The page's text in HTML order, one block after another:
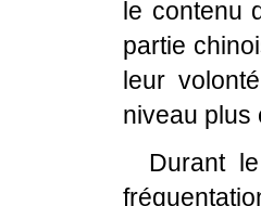
le contenu
partie
leur
niveau plus
Durant